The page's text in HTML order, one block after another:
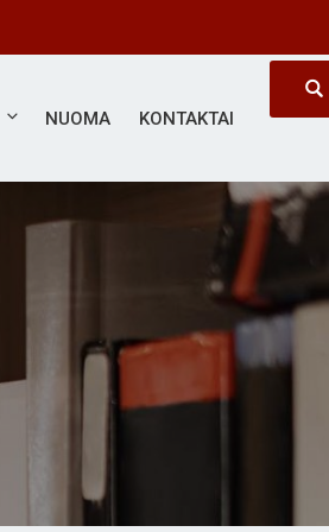
NUOMA KONTAKTAI